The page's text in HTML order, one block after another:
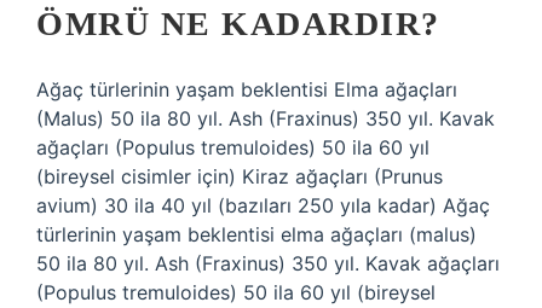
ÖMRÜ NE KADARDIR?
Ağaç türlerinin yaşam beklentisi Elma ağaçları
(Malus) 50 ila 80 yıl. Ash (Fraxinus) 350 yıl. Kavak
ağaçları (Populus tremuloides) 50 ila 60 yıl
(bireysel cisimler için) Kiraz ağaçları (Prunus
avium) 30 ila 40 yıl (bazıları 250 yıla kadar) Ağaç
türlerinin yaşam beklentisi elma ağaçları (malus)
50 ila 80 yıl. Ash (Fraxinus) 350 yıl. Kavak ağaçları
(Populus tremuloides) 50 ila 60 yıl (bireysel